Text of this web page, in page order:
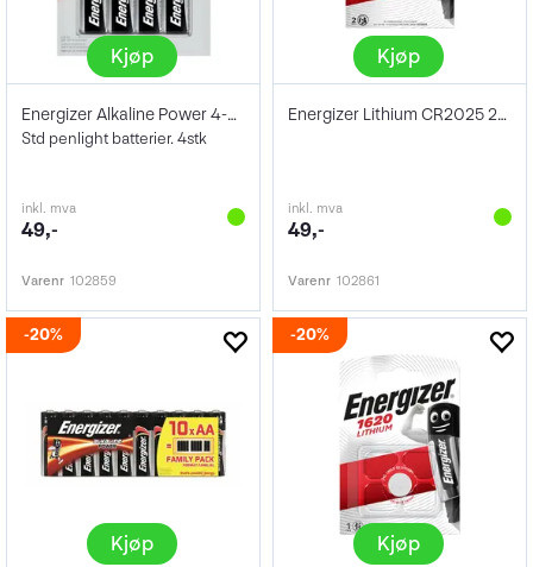
Kjøp
Energizer Alkaline Power 4-pack AA/E91
Std penlight batterier. 4stk
inkl. mva
49,-
Varenr 102859
Kjøp
Energizer Lithium CR2025 2Pk
inkl. mva
49,-
Varenr 102861
20%
Kjøp
20%
Kjøp